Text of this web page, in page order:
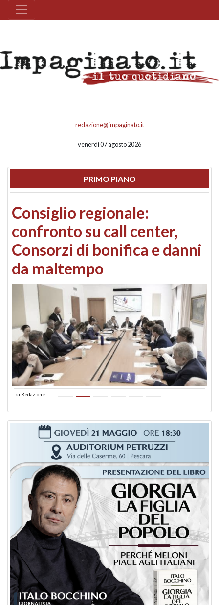
redazione@impaginato.it
venerdì 07 agosto 2026
PRIMO PIANO
Consiglio regionale:
confronto su call center,
Consorzi di bonifica e danni
da maltempo
di Redazione